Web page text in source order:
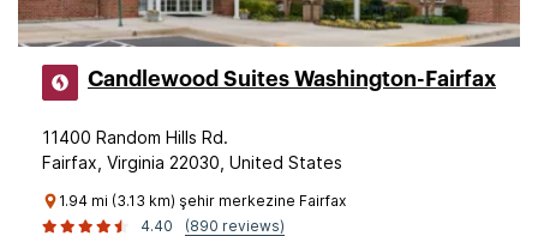
Candlewood Suites Washington-Fairfax
11400 Random Hills Rd.
Fairfax, Virginia 22030, United States
1.94 mi (3.13 km) şehir merkezine Fairfax
4.40
(890 reviews)